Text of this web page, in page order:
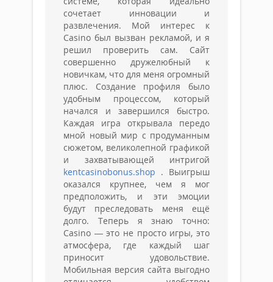
сочетает инновации и
развлечения. Мой интерес к
Casino был вызван рекламой, и я
решил проверить сам. Сайт
совершенно дружелюбный к
новичкам, что для меня огромный
плюс. Создание профиля было
удобным процессом, который
начался и завершился быстро.
Каждая игра открывала передо
мной новый мир с продуманным
сюжетом, великолепной графикой
и захватывающей интригой
kentcasinobonus.shop . Выигрыш
оказался крупнее, чем я мог
предположить, и эти эмоции
будут преследовать меня ещё
долго. Теперь я знаю точно:
Casino — это не просто игры, это
атмосфера, где каждый шаг
приносит удовольствие.
Мобильная версия сайта выгодно